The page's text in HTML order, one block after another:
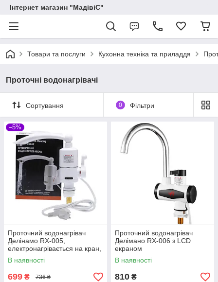
Інтернет магазин "МадівіС"
Товари та послуги Кухонна техніка та приладдя
Проточні водонагрівачі
Сортування 0 Фільтри
–5%
Проточний водонагрівач
Делінамо RX-005,
електронагрівається на кран,
змішувач/змішувач бойлер
В наявності
699 ₴ 736 ₴
Проточний водонагрівач
Делімано RX-006 з LCD
екраном
В наявності
810 ₴